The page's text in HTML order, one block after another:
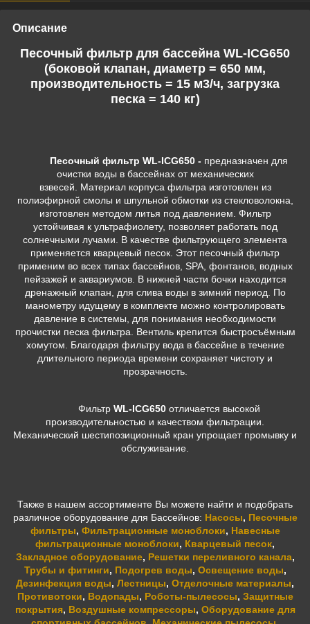
Описание
Песочный фильтр для бассейна WL-ICG650
(боковой клапан, диаметр = 650 мм,
производительность = 15 м3/ч, загрузка
песка = 140 кг)
Песочный фильтр WL-ICG650 - предназначен для
очистки воды в бассейнах от механических
взвесей. Материал корпуса фильтра изготовлен из
полиэфирной смолы и шпульной обмотки из стекловолокна,
изготовлен методом литья под давлением. Фильтр
устойчивая к ультрафиолету, позволяет работать под
солнечными лучами. В качестве фильтрующего элемента
применяется кварцевый песок. Этот песочный фильтр
применим во всех типах бассейнов, SPA, фонтанов, водных
пейзажей и аквариумов. В нижней части бочки находится
дренажный клапан, для слива воды в зимний период. По
манометру идущему в комплекте можно контролировать
давление в системы, для понимания необходимости
прочистки песка фильтра. Вентиль крепится быстросъёмным
хомутом. Благодаря фильтру вода в бассейне в течение
длительного периода времени сохраняет чистоту и
прозрачность.
Фильтр WL-ICG650отличается высокой
производительностью и качеством фильтрации.
Механический шестипозиционный кран упрощает промывку и
обслуживание.
Также в нашем ассортименте Вы можете найти и подобрать
различное оборудование для Бассейнов: Насосы, Песочные
фильтры, Фильтрационные моноблоки, Навесные
фильтрационные моноблоки, Кварцевый песок,
Закладное оборудование, Решетки переливного канала,
Трубы и фитинги, Подогрев воды, Освещение воды,
Дезинфекция воды, Лестницы, Отделочные материалы,
Противотоки, Водопады, Роботы-пылесосы, Защитные
покрытия, Воздушные компрессоры, Оборудование для